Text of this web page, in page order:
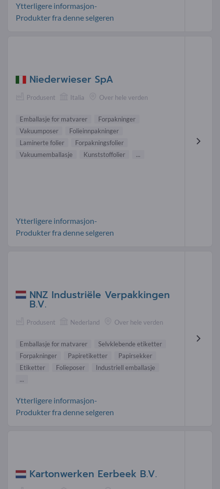
Ytterligere informasjon-
Produkter fra denne selgeren
Niederwieser SpA
Produsent Italia Over hele verden
Emballasje for matvarer
Forpakninger
Vakuumposer
Folieinnpakninger
Laminerte folier
Forpakningsfolier
Vakuumemballasje
Kunststoffolier ...
Ytterligere informasjon-
Produkter fra denne selgeren
NNZ Industriële Verpakkingen
B.V.
Produsent Nederland Over hele verden
Emballasje for matvarer
Selvklebende etiketter
Forpakninger
Papiretiketter
Papirsekker
Etiketter
Folieposer
Industriell emballasje
...
Ytterligere informasjon-
Produkter fra denne selgeren
Kartonwerken Eerbeek B.V.